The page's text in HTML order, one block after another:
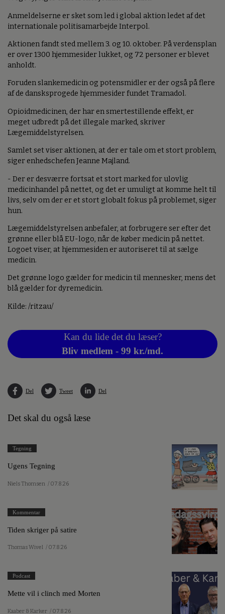
Anmeldelserne er sket som led i global aktion ledet af det
internationale politisamarbejde Interpol.
Aktionen fandt sted mellem 3. og 10. oktober. På verdensplan
er over 1300 hjemmesider lukket, og 72 personer er blevet
anholdt.
Foruden slankemedicin og potensmidler er der også på flere
af de dansksprogede hjemmesider fundet Tramadol.
Opioidmedicinen, der har en smertestillende effekt, er
meget udbredt på det illegale marked, skriver
Lægemiddelstyrelsen.
Samlet set viser aktionen, at der er tale om et stort problem,
siger enhedschefen Jeanne Majland.
- Der er desværre fortsat et stort marked for ulovlig
medicinhandel på nettet, og det er umuligt at komme helt til
livs, selv om der er et stort globalt fokus på problemet, siger
hun.
Lægemiddelstyrelsen anbefaler, at forbrugere ser efter det
grønne eller blå EU-logo, når de køber medicin på nettet.
Logoet viser, at hjemmesiden er autoriseret til at sælge
medicin.
Det grønne logo gælder for medicin til mennesker, mens det
blå gælder for dyremedicin.
Kilde: /ritzau/
Kan du lide det du læser?
Bliv medlem - 99 kr./md.
Del Tweet Del
Det skal du også læse
Tegning
Ugens Tegning
Niels Thomsen / 07.8.26
Kommentar
Tiden skriger på satire
Thomas Wivel / 07.8.26
Podcast
Mette vil i clinch med Morten
Kaaber & Karker / 07.8.26